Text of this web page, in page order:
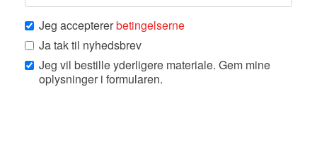
Jeg acceptererbetingelserne
Ja tak til nyhedsbrev
Jeg vil bestille yderligere materiale. Gem mine
oplysninger i formularen.